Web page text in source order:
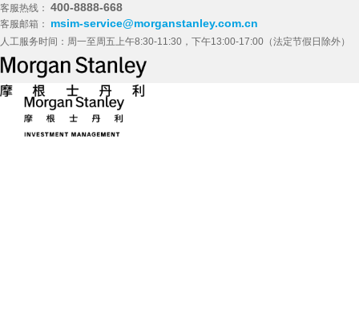
客服热线： 400-8888-668
客服邮箱： msim-service@morganstanley.com.cn
人工服务时间：周一至周五上午8:30-11:30，下午13:00-17:00（法定节假日除外）